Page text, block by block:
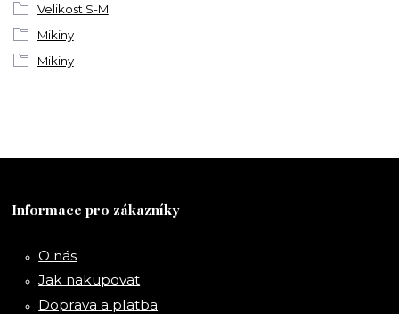
Velikost S-M
Mikiny
Mikiny
Informace pro zákazníky
O nás
Jak nakupovat
Doprava a platba